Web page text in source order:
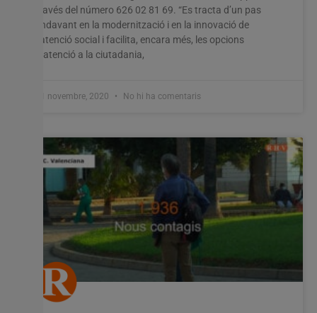
través del número 626 02 81 69. “Es tracta d’un pas
endavant en la modernització i en la innovació de
l’atenció social i facilita, encara més, les opcions
d’atenció a la ciutadania,
11 novembre, 2020 No hi ha comentaris